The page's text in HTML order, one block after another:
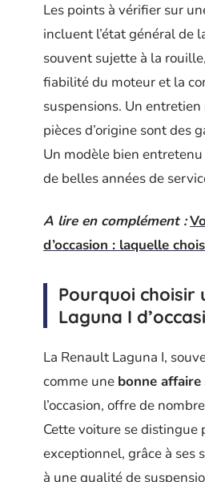
Les points à vérifier sur
incluent l’état général de
souvent sujette à la
fiabilité du moteur et la
suspensions. Un
pièces d’origine sont des
Un modèle bien
de belles années de
A lire en complément :
d’occasion : laquelle
Pourquoi choisir
Laguna I
La Renault Laguna I,
comme une bonne affaire
l’occasion, offre de
Cette voiture se distingue
exceptionnel, grâce à ses
à une qualité de